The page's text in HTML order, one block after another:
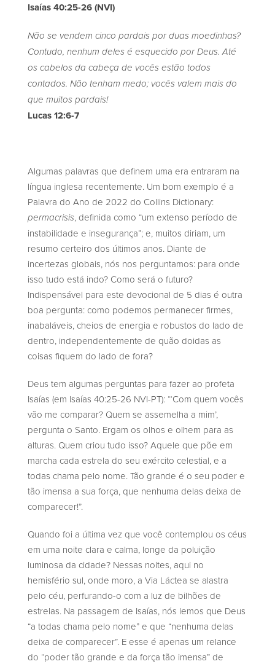
Isaías 40:25-26 (NVI)
Não se vendem cinco pardais por duas moedinhas?
Contudo, nenhum deles é esquecido por Deus. Até
os cabelos da cabeça de vocês estão todos
contados. Não tenham medo; vocês valem mais do
que muitos pardais!
Lucas 12:6-7
Algumas palavras que definem uma era entraram na
língua inglesa recentemente. Um bom exemplo é a
Palavra do Ano de 2022 do Collins Dictionary:
permacrisis, definida como “um extenso período de
instabilidade e insegurança”; e, muitos diriam, um
resumo certeiro dos últimos anos. Diante de
incertezas globais, nós nos perguntamos: para onde
isso tudo está indo? Como será o futuro?
Indispensável para este devocional de 5 dias é outra
boa pergunta: como podemos permanecer firmes,
inabaláveis, cheios de energia e robustos do lado de
dentro, independentemente de quão doidas as
coisas fiquem do lado de fora?
Deus tem algumas perguntas para fazer ao profeta
Isaías (em Isaías 40:25-26 NVI-PT): “‘Com quem vocês
vão me comparar? Quem se assemelha a mim’,
pergunta o Santo. Ergam os olhos e olhem para as
alturas. Quem criou tudo isso? Aquele que põe em
marcha cada estrela do seu exército celestial, e a
todas chama pelo nome. Tão grande é o seu poder e
tão imensa a sua força, que nenhuma delas deixa de
comparecer!”.
Quando foi a última vez que você contemplou os céus
em uma noite clara e calma, longe da poluição
luminosa da cidade? Nessas noites, aqui no
hemisfério sul, onde moro, a Via Láctea se alastra
pelo céu, perfurando-o com a luz de bilhões de
estrelas. Na passagem de Isaías, nós lemos que Deus
“a todas chama pelo nome” e que “nenhuma delas
deixa de comparecer”. E esse é apenas um relance
do “poder tão grande e da força tão imensa” de